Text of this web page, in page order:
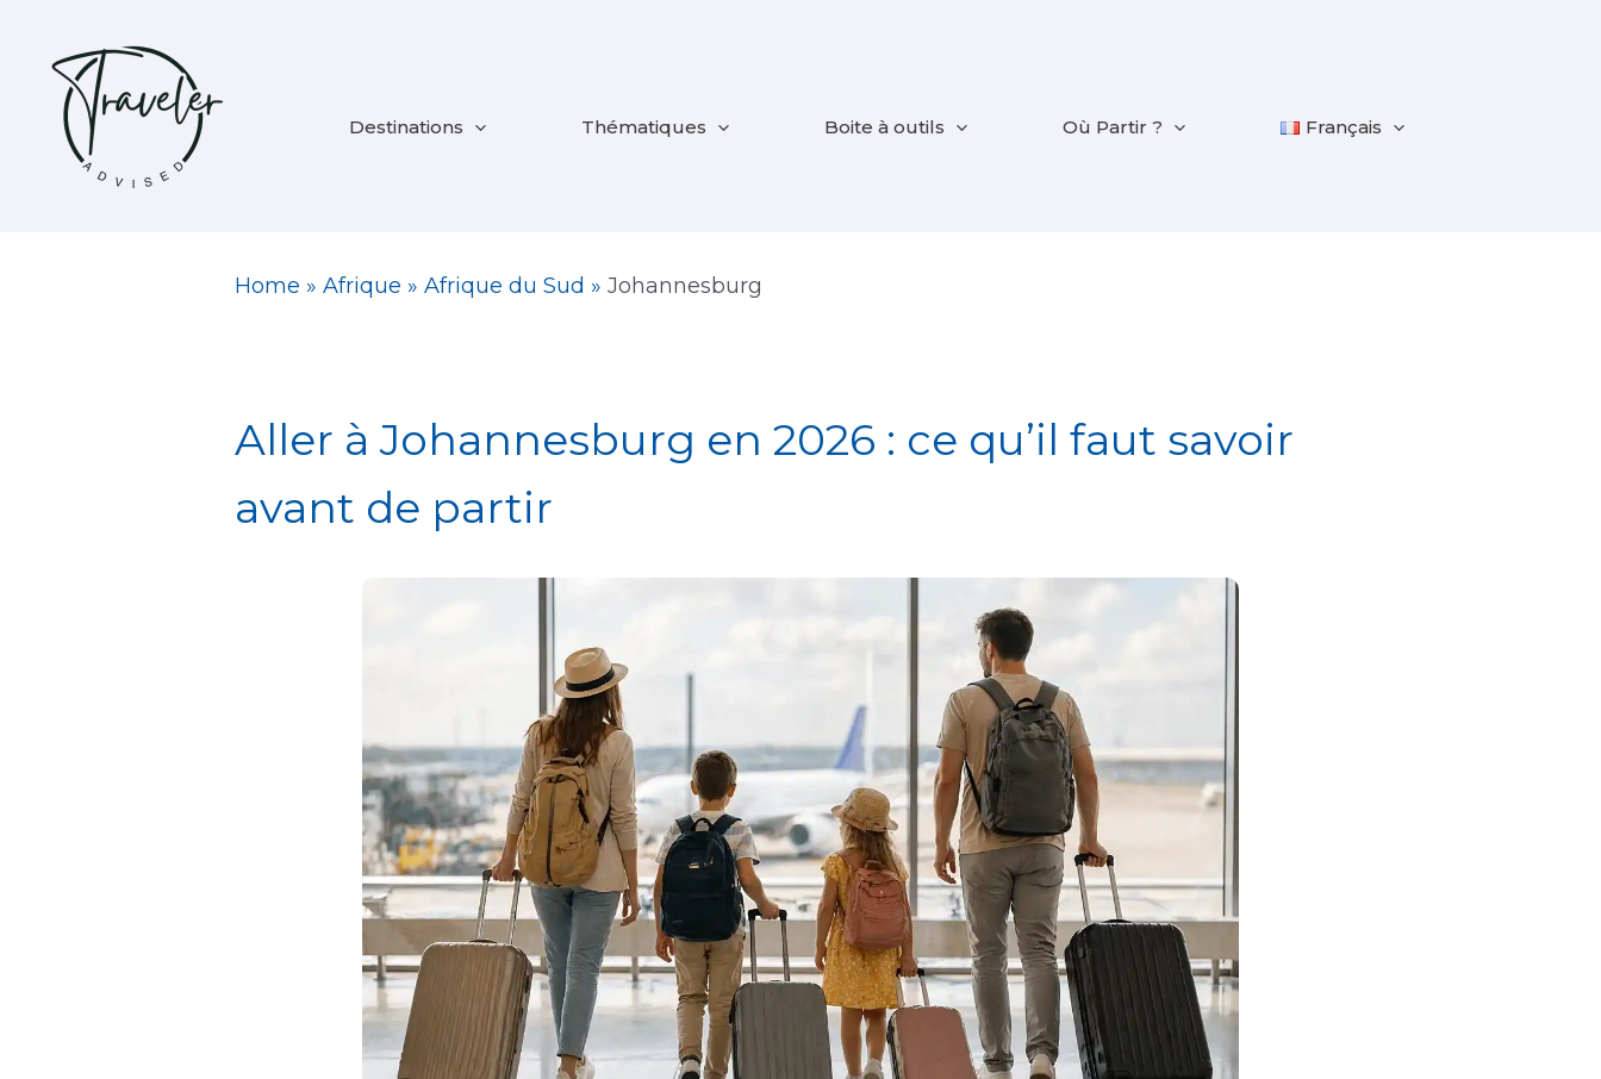
contenu
Destinations Thématiques Boite à outils Où Partir ? Français
Home »Afrique »Afrique du Sud »Johannesburg
Aller à Johannesburg en 2026 : ce qu’il faut savoir
avant de partir